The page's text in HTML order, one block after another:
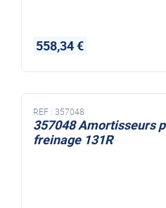
558,34 €
REF : 357048
357048 Amortisseurs
freinage 131R